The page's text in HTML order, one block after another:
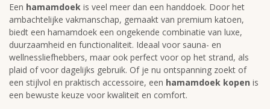
Een hamamdoek is veel meer dan een handdoek. Door het
ambachtelijke vakmanschap, gemaakt van premium katoen,
biedt een hamamdoek een ongekende combinatie van luxe,
duurzaamheid en functionaliteit. Ideaal voor sauna- en
wellnessliefhebbers, maar ook perfect voor op het strand, als
plaid of voor dagelijks gebruik. Of je nu ontspanning zoekt of
een stijlvol en praktisch accessoire, een hamamdoek kopen is
een bewuste keuze voor kwaliteit en comfort.